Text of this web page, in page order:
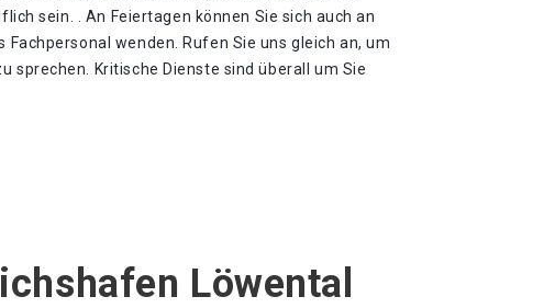
sein. . An Feiertagen können Sie sich auch an
Fachpersonal wenden. Rufen Sie uns gleich an, um
sprechen. Kritische Dienste sind überall um Sie
Löwental